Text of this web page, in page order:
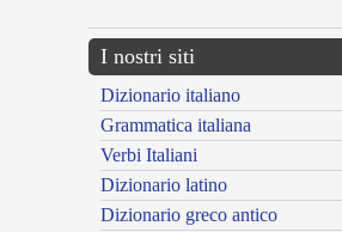
I nostri siti
Dizionario italiano
Grammatica italiana
Verbi Italiani
Dizionario latino
Dizionario greco antico